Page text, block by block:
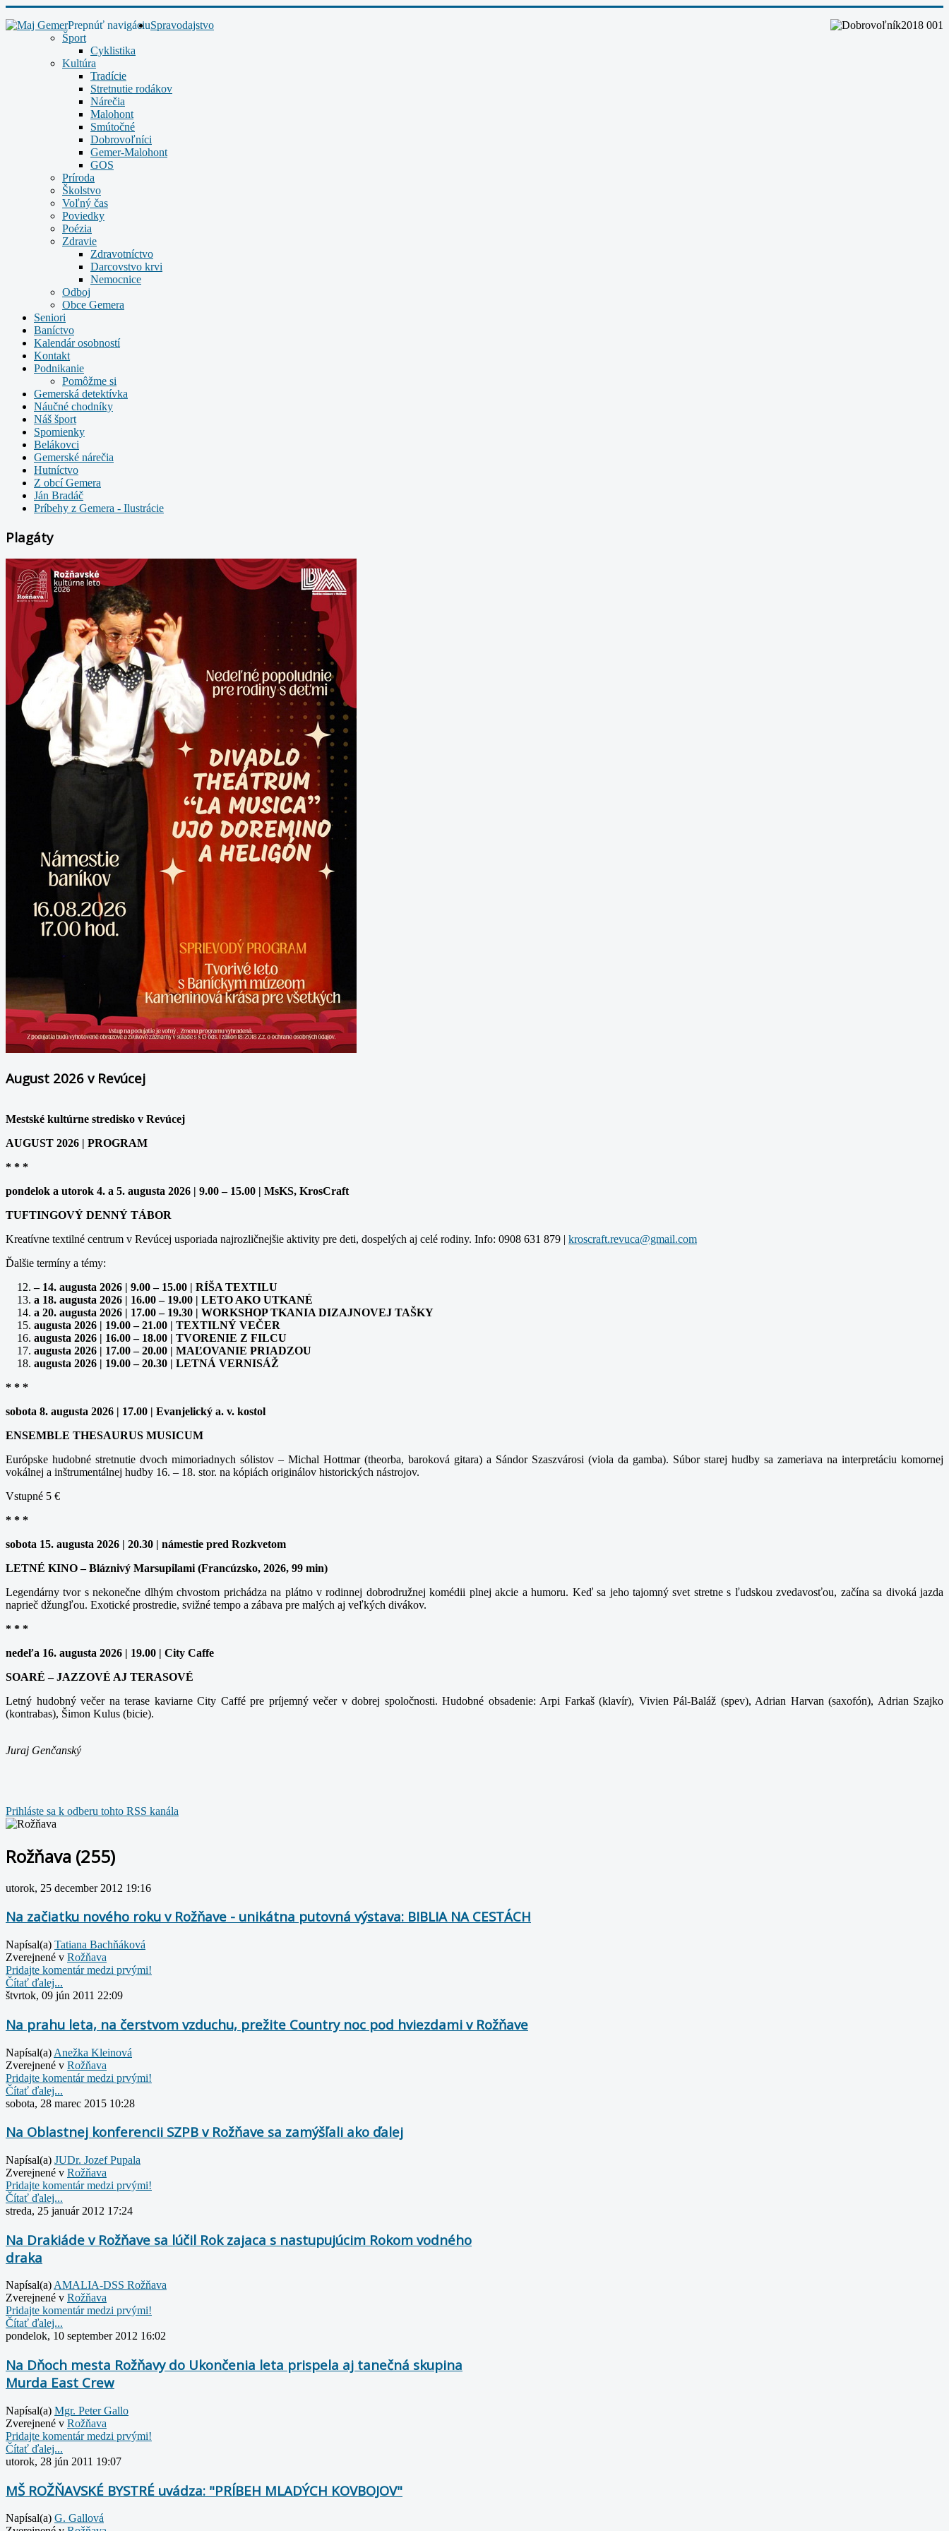
Prepnúť navigáciuSpravodajstvo
Šport
Cyklistika
Kultúra
Tradície
Stretnutie rodákov
Nárečia
Malohont
Smútočné
Dobrovoľníci
Gemer-Malohont
GOS
Príroda
Školstvo
Voľný čas
Poviedky
Poézia
Zdravie
Zdravotníctvo
Darcovstvo krvi
Nemocnice
Odboj
Obce Gemera
Seniori
Baníctvo
Kalendár osobností
Kontakt
Podnikanie
Pomôžme si
Gemerská detektívka
Náučné chodníky
Náš šport
Spomienky
Belákovci
Gemerské nárečia
Hutníctvo
Z obcí Gemera
Ján Bradáč
Príbehy z Gemera - Ilustrácie
Plagáty
August 2026 v Revúcej
Mestské kultúrne stredisko v Revúcej
AUGUST 2026 | PROGRAM
* * *
pondelok a utorok 4. a 5. augusta 2026 | 9.00 – 15.00 | MsKS, KrosCraft
TUFTINGOVÝ DENNÝ TÁBOR
Kreatívne textilné centrum v Revúcej usporiada najrozličnejšie aktivity pre deti, dospelých aj celé rodiny. Info: 0908 631 879 |
Ďalšie termíny a témy:
– 14. augusta 2026 | 9.00 – 15.00 | RÍŠA TEXTILU
a 18. augusta 2026 | 16.00 – 19.00 | LETO AKO UTKANÉ
a 20. augusta 2026 | 17.00 – 19.30 | WORKSHOP TKANIA DIZAJNOVEJ TAŠKY
augusta 2026 | 19.00 – 21.00 | TEXTILNÝ VEČER
augusta 2026 | 16.00 – 18.00 | TVORENIE Z FILCU
augusta 2026 | 17.00 – 20.00 | MAĽOVANIE PRIADZOU
augusta 2026 | 19.00 – 20.30 | LETNÁ VERNISÁŽ
* * *
sobota 8. augusta 2026 | 17.00 | Evanjelický a. v. kostol
ENSEMBLE THESAURUS MUSICUM
Európske hudobné stretnutie dvoch mimoriadnych sólistov – Michal Hottmar (theorba, baroková gitara) a Sándor Szaszvárosi (viola da gamba). Súbor starej hudby sa zameriava na interpretáciu komornej
vokálnej a inštrumentálnej hudby 16. – 18. stor. na kópiách originálov historických nástrojov.
Vstupné 5 €
* * *
sobota 15. augusta 2026 | 20.30 | námestie pred Rozkvetom
LETNÉ KINO – Bláznivý Marsupilami (Francúzsko, 2026, 99 min)
Legendárny tvor s nekonečne dlhým chvostom prichádza na plátno v rodinnej dobrodružnej komédii plnej akcie a humoru. Keď sa jeho tajomný svet stretne s ľudskou zvedavosťou, začína sa divoká jazda
naprieč džungľou. Exotické prostredie, svižné tempo a zábava pre malých aj veľkých divákov.
* * *
nedeľa 16. augusta 2026 | 19.00 | City Caffe
SOARÉ – JAZZOVÉ AJ TERASOVÉ
Letný hudobný večer na terase kaviarne City Caffé pre príjemný večer v dobrej spoločnosti. Hudobné obsadenie: Arpi Farkaš (klavír), Vivien Pál-Baláž (spev), Adrian Harvan (saxofón), Adrian Szajko
(kontrabas), Šimon Kulus (bicie).
Juraj Genčanský
Prihláste sa k odberu tohto RSS kanála
Rožňava (255)
utorok, 25 december 2012 19:16
Na začiatku nového roku v Rožňave - unikátna putovná výstava: BIBLIA NA CESTÁCH
Napísal(a) Tatiana Bachňáková
Zverejnené v Rožňava
Pridajte komentár medzi prvými!
Čítať ďalej...
štvrtok, 09 jún 2011 22:09
Na prahu leta, na čerstvom vzduchu, prežite Country noc pod hviezdami v Rožňave
Napísal(a) Anežka Kleinová
Zverejnené v Rožňava
Pridajte komentár medzi prvými!
Čítať ďalej...
sobota, 28 marec 2015 10:28
Na Oblastnej konferencii SZPB v Rožňave sa zamýšľali ako ďalej
Napísal(a) JUDr. Jozef Pupala
Zverejnené v Rožňava
Pridajte komentár medzi prvými!
Čítať ďalej...
streda, 25 január 2012 17:24
Na Drakiáde v Rožňave sa lúčil Rok zajaca s nastupujúcim Rokom vodného
draka
Napísal(a)AMALIA-DSS Rožňava
Zverejnené v Rožňava
Pridajte komentár medzi prvými!
Čítať ďalej...
pondelok, 10 september 2012 16:02
Na Dňoch mesta Rožňavy do Ukončenia leta prispela aj tanečná skupina
Murda East Crew
Napísal(a) Mgr. Peter Gallo
Zverejnené v Rožňava
Pridajte komentár medzi prvými!
Čítať ďalej...
utorok, 28 jún 2011 19:07
MŠ ROŽŇAVSKÉ BYSTRÉ uvádza: "PRÍBEH MLADÝCH KOVBOJOV"
Napísal(a) G. Gallová